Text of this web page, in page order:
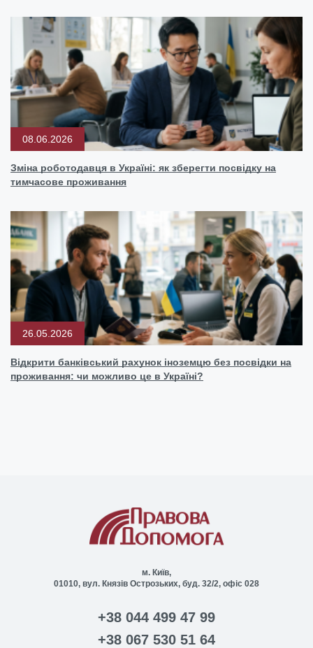
08.06.2026
Зміна роботодавця в Україні: як зберегти посвідку на
тимчасове проживання
26.05.2026
Відкрити банківський рахунок іноземцю без посвідки на
проживання: чи можливо це в Україні?
м. Київ,
01010, вул. Князів Острозьких, буд. 32/2, офіс 028
+38 044 499 47 99
+38 067 530 51 64